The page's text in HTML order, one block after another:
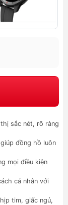
thị sắc nét, rõ ràng
đồng hồ luôn
mọi điều kiện
cá nhân với
tim, giấc ngủ,